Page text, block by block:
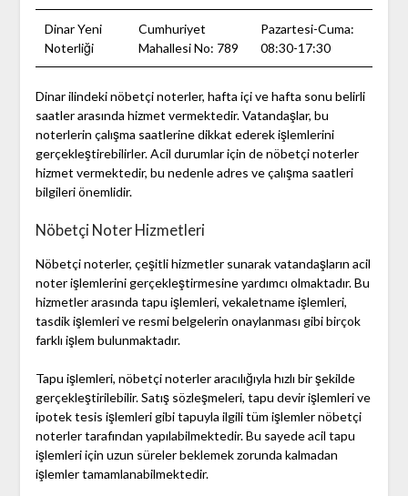
Dinar Yeni
Noterliği
Cumhuriyet
Mahallesi No: 789
Pazartesi-Cuma:
08:30-17:30
Dinar ilindeki nöbetçi noterler, hafta içi ve hafta sonu belirli
saatler arasında hizmet vermektedir. Vatandaşlar, bu
noterlerin çalışma saatlerine dikkat ederek işlemlerini
gerçekleştirebilirler. Acil durumlar için de nöbetçi noterler
hizmet vermektedir, bu nedenle adres ve çalışma saatleri
bilgileri önemlidir.
Nöbetçi Noter Hizmetleri
Nöbetçi noterler, çeşitli hizmetler sunarak vatandaşların acil
noter işlemlerini gerçekleştirmesine yardımcı olmaktadır. Bu
hizmetler arasında tapu işlemleri, vekaletname işlemleri,
tasdik işlemleri ve resmi belgelerin onaylanması gibi birçok
farklı işlem bulunmaktadır.
Tapu işlemleri, nöbetçi noterler aracılığıyla hızlı bir şekilde
gerçekleştirilebilir. Satış sözleşmeleri, tapu devir işlemleri ve
ipotek tesis işlemleri gibi tapuyla ilgili tüm işlemler nöbetçi
noterler tarafından yapılabilmektedir. Bu sayede acil tapu
işlemleri için uzun süreler beklemek zorunda kalmadan
işlemler tamamlanabilmektedir.